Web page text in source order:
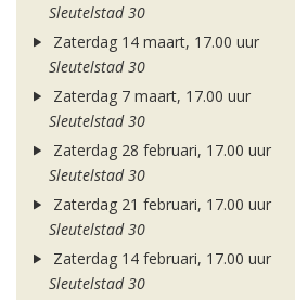
Sleutelstad 30
Zaterdag 14 maart, 17.00 uur
Sleutelstad 30
Zaterdag 7 maart, 17.00 uur
Sleutelstad 30
Zaterdag 28 februari, 17.00 uur
Sleutelstad 30
Zaterdag 21 februari, 17.00 uur
Sleutelstad 30
Zaterdag 14 februari, 17.00 uur
Sleutelstad 30